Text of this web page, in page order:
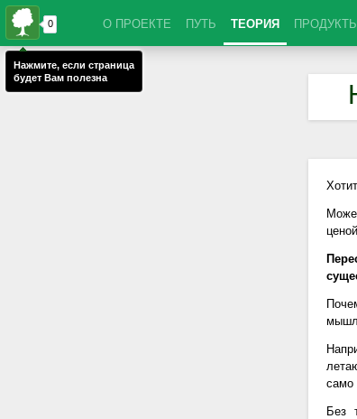
О ПРОЕКТЕ ПУТЬ ТЕОРИЯ ПРОДУКТЫ
само
Без